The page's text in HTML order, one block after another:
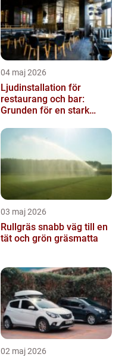
04 maj 2026
Ljudinstallation för
restaurang och bar:
Grunden för en stark
03 maj 2026
Rullgräs snabb väg till en
tät och grön gräsmatta
02 maj 2026